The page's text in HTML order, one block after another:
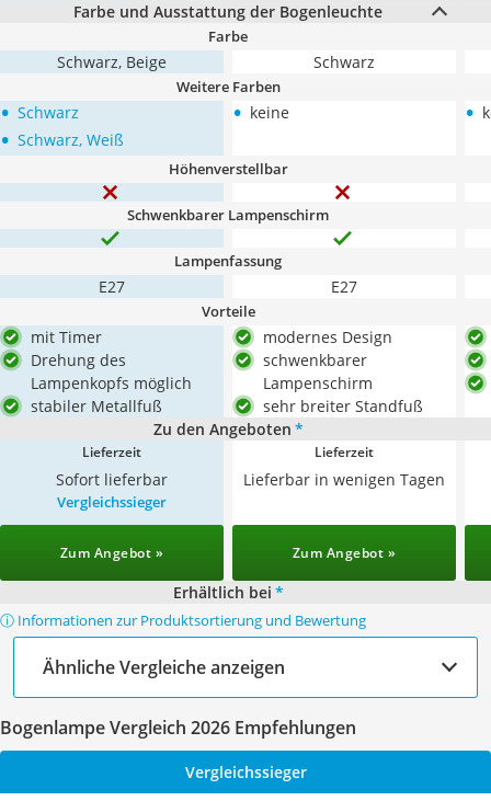
Farbe und Ausstattung der Bogenleuchte
Farbe
Schwarz, Beige Schwarz
Weitere Farben
• Schwarz
• Schwarz, Weiß
• keine •
Höhenverstellbar
Schwenkbarer Lampenschirm
Lampenfassung
E27 E27
Vorteile
mit Timer
Drehung des
Lampenkopfs möglich
stabiler Metallfuß
modernes Design
schwenkbarer
Lampenschirm
sehr breiter Standfuß
Zu den Angeboten *
Lieferzeit
Sofort lieferbar
Lieferzeit
Lieferbar in wenigen Tagen
Vergleichssieger
Zum Angebot » Zum Angebot »
Erhältlich bei *
ⓘ Informationen zur Produktsortierung und Bewertung
Ähnliche Vergleiche anzeigen
Bogenlampe Vergleich 2026 Empfehlungen
Vergleichssieger